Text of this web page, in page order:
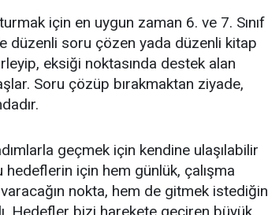
için en uygun zaman 6. ve 7. Sınıf
düzenli soru çözen yada düzenli kitap
eksiği noktasında destek alan
Soru çözüp bırakmaktan ziyade,
geçmek için kendine ulaşılabilir
için hem günlük, çalışma
nokta, hem de gitmek istediğin